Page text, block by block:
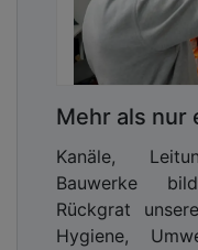
Mehr als nur
Kanäle,
Bauwerke
Rückgrat
Hygiene,